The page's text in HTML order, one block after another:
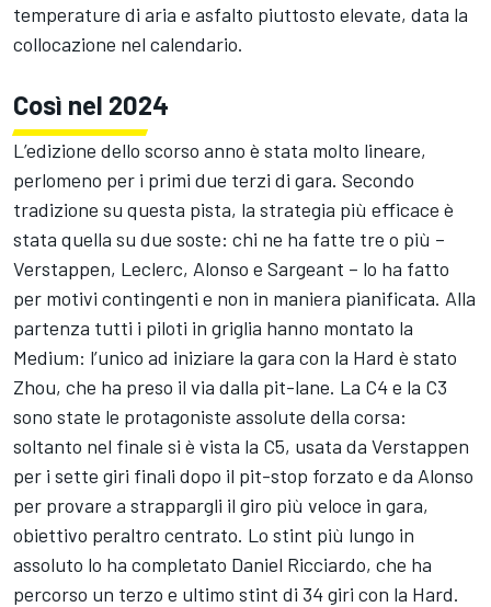
temperature di aria e asfalto piuttosto elevate, data la
collocazione nel calendario.
Così nel 2024
L’edizione dello scorso anno è stata molto lineare,
perlomeno per i primi due terzi di gara. Secondo
tradizione su questa pista, la strategia più efficace è
stata quella su due soste: chi ne ha fatte tre o più –
Verstappen, Leclerc, Alonso e Sargeant – lo ha fatto
per motivi contingenti e non in maniera pianificata. Alla
partenza tutti i piloti in griglia hanno montato la
Medium: l’unico ad iniziare la gara con la Hard è stato
Zhou, che ha preso il via dalla pit-lane. La C4 e la C3
sono state le protagoniste assolute della corsa:
soltanto nel finale si è vista la C5, usata da Verstappen
per i sette giri finali dopo il pit-stop forzato e da Alonso
per provare a strappargli il giro più veloce in gara,
obiettivo peraltro centrato. Lo stint più lungo in
assoluto lo ha completato Daniel Ricciardo, che ha
percorso un terzo e ultimo stint di 34 giri con la Hard.